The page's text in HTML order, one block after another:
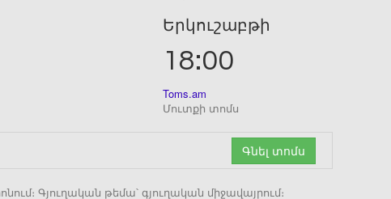
Երկուշաբթի
18:00
Toms.am
Մուտքի տոմս
Գնել տոմս
Գյուղական թեմա՝ գյուղական միջավայրում։